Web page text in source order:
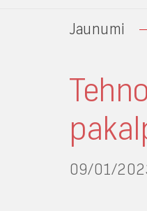
Jaunumi
09/01/